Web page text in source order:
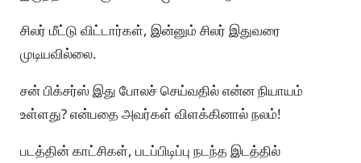
சிலர் மீட்டு விட்டார்கள், இன்னும் சிலர் இதுவரை
முடியவில்லை.
சன் பிக்சர்ஸ் இது போலச் செய்வதில் என்ன நியாயம்
உள்ளது? என்பதை அவர்கள் விளக்கினால் நலம்!
படத்தின் காட்சிகள், படப்பிடிப்பு நடந்த இடத்தில்